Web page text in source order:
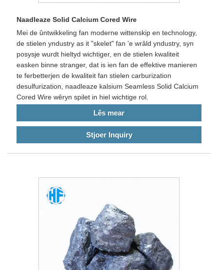
Naadleaze Solid Calcium Cored Wire
Mei de ûntwikkeling fan moderne wittenskip en technology,
de stielen yndustry as it "skelet" fan 'e wrâld yndustry, syn
posysje wurdt hieltyd wichtiger, en de stielen kwaliteit
easken binne stranger, dat is ien fan de effektive manieren
te ferbetterjen de kwaliteit fan stielen carburization
desulfurization, naadleaze kalsium Seamless Solid Calcium
Cored Wire wêryn spilet in hiel wichtige rol.
Lês mear
Stjoer Inquiry